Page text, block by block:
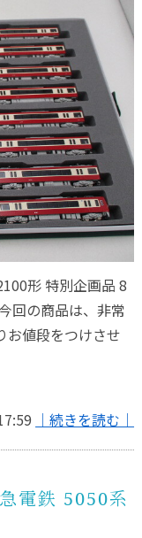
形 特別企画品 8
回の商品は、非常
お値段をつけさせ
｜続きを読む｜
電鉄 5050系